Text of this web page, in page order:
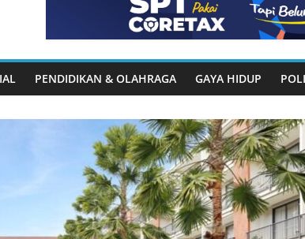
PENDIDIKAN & OLAHRAGA GAYA HIDUP